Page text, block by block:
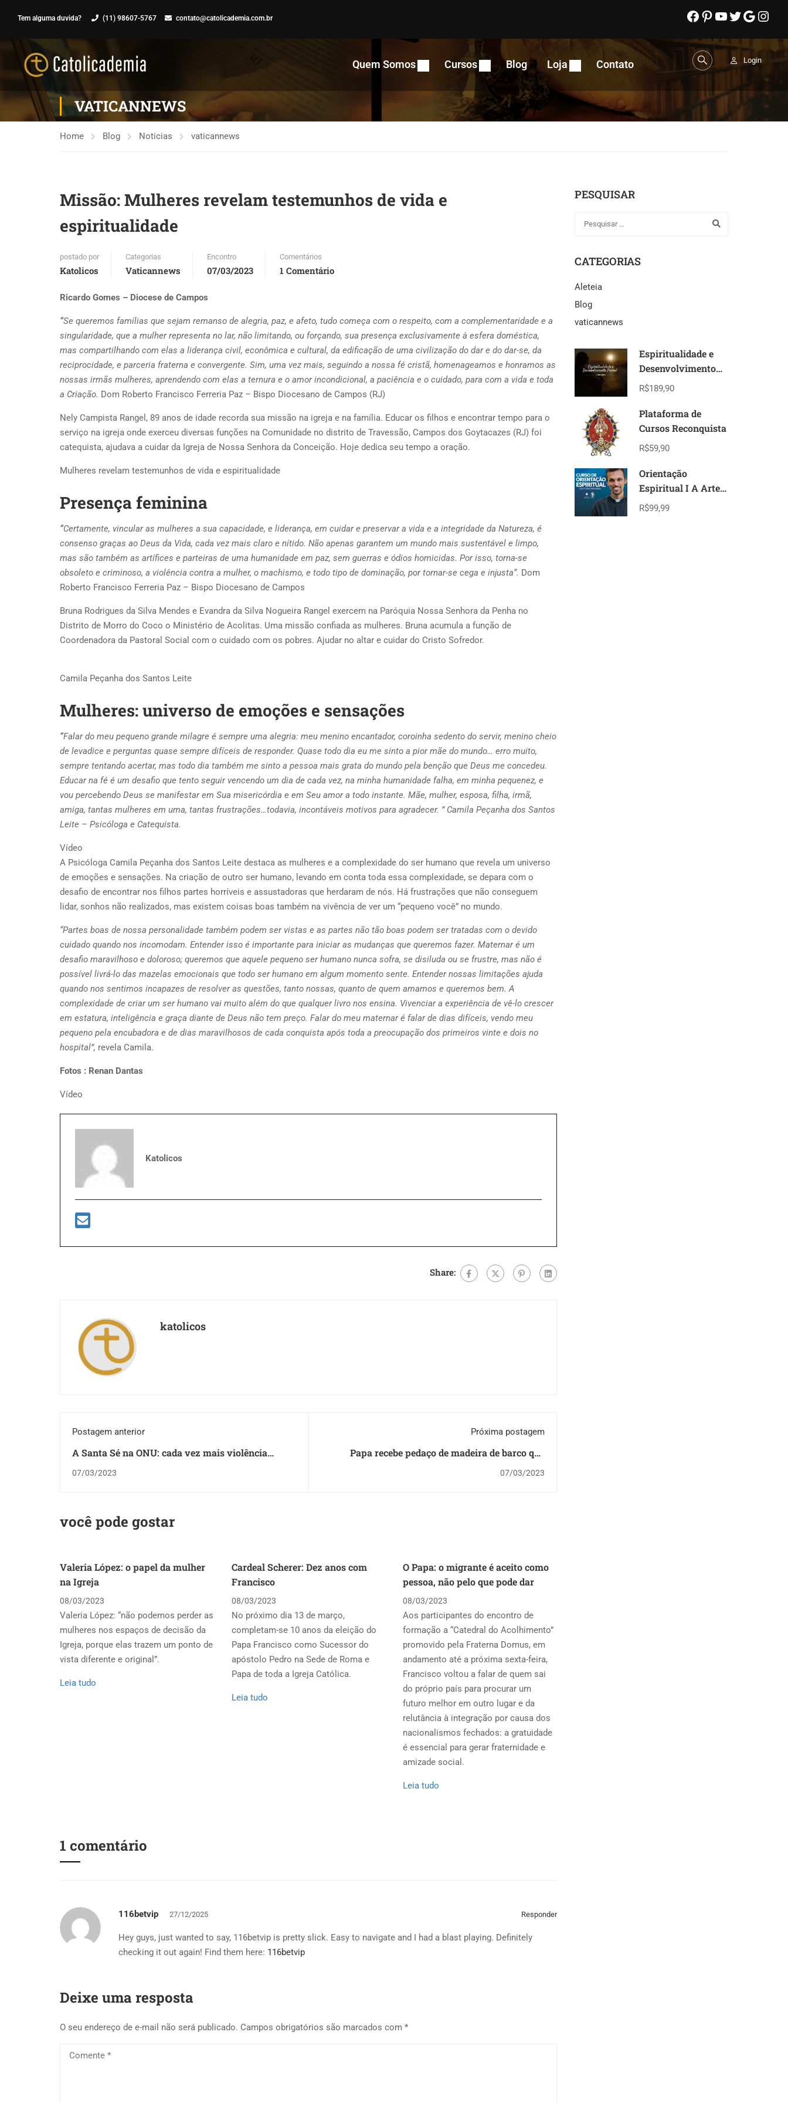
Tem alguma duvida? (11) 98607-5767 contato@catolicademia.com.br
Quem Somos Cursos Blog Loja Contato Login
VATICANNEWS
Home Blog Noticias vaticannews
Missão: Mulheres revelam testemunhos de vida e
espiritualidade
postado por
Katolicos
Categorias
Vaticannews
Encontro
07/03/2023
Comentários
1 Comentário
Ricardo Gomes – Diocese de Campos
“Se queremos famílias que sejam remanso de alegria, paz, e afeto, tudo começa com o respeito, com a complementaridade e a
singularidade, que a mulher representa no lar, não limitando, ou forçando, sua presença exclusivamente à esfera doméstica,
mas compartilhando com elas a liderança civil, econômica e cultural, da edificação de uma civilização do dar e do dar-se, da
reciprocidade, e parceria fraterna e convergente. Sim, uma vez mais, seguindo a nossa fé cristã, homenageamos e honramos as
nossas irmãs mulheres, aprendendo com elas a ternura e o amor incondicional, a paciência e o cuidado, para com a vida e toda
a Criação. Dom Roberto Francisco Ferreria Paz – Bispo Diocesano de Campos (RJ)
Nely Campista Rangel, 89 anos de idade recorda sua missão na igreja e na família. Educar os filhos e encontrar tempo para o
serviço na igreja onde exerceu diversas funções na Comunidade no distrito de Travessão, Campos dos Goytacazes (RJ) foi
catequista, ajudava a cuidar da Igreja de Nossa Senhora da Conceição. Hoje dedica seu tempo a oração.
Mulheres revelam testemunhos de vida e espiritualidade
Presença feminina
“Certamente, vincular as mulheres a sua capacidade, e liderança, em cuidar e preservar a vida e a integridade da Natureza, é
consenso graças ao Deus da Vida, cada vez mais claro e nítido. Não apenas garantem um mundo mais sustentável e limpo,
mas são também as artífices e parteiras de uma humanidade em paz, sem guerras e ódios homicidas. Por isso, torna-se
obsoleto e criminoso, a violência contra a mulher, o machismo, e todo tipo de dominação, por tornar-se cega e injusta“. Dom
Roberto Francisco Ferreria Paz – Bispo Diocesano de Campos
Bruna Rodrigues da Silva Mendes e Evandra da Silva Nogueira Rangel exercem na Paróquia Nossa Senhora da Penha no
Distrito de Morro do Coco o Ministério de Acolitas. Uma missão confiada as mulheres. Bruna acumula a função de
Coordenadora da Pastoral Social com o cuidado com os pobres. Ajudar no altar e cuidar do Cristo Sofredor.
Camila Peçanha dos Santos Leite
Mulheres: universo de emoções e sensações
“Falar do meu pequeno grande milagre é sempre uma alegria: meu menino encantador, coroinha sedento do servir, menino cheio
de levadice e perguntas quase sempre difíceis de responder. Quase todo dia eu me sinto a pior mãe do mundo… erro muito,
sempre tentando acertar, mas todo dia também me sinto a pessoa mais grata do mundo pela benção que Deus me concedeu.
Educar na fé é um desafio que tento seguir vencendo um dia de cada vez, na minha humanidade falha, em minha pequenez, e
vou percebendo Deus se manifestar em Sua misericórdia e em Seu amor a todo instante. Mãe, mulher, esposa, filha, irmã,
amiga, tantas mulheres em uma, tantas frustrações…todavia, incontáveis motivos para agradecer. ” Camila Peçanha dos Santos
Leite – Psicóloga e Catequista.
Vídeo
A Psicóloga Camila Peçanha dos Santos Leite destaca as mulheres e a complexidade do ser humano que revela um universo
de emoções e sensações. Na criação de outro ser humano, levando em conta toda essa complexidade, se depara com o
desafio de encontrar nos filhos partes horríveis e assustadoras que herdaram de nós. Há frustrações que não conseguem
lidar, sonhos não realizados, mas existem coisas boas também na vivência de ver um “pequeno você” no mundo.
“Partes boas de nossa personalidade também podem ser vistas e as partes não tão boas podem ser tratadas com o devido
cuidado quando nos incomodam. Entender isso é importante para iniciar as mudanças que queremos fazer. Maternar é um
desafio maravilhoso e doloroso; queremos que aquele pequeno ser humano nunca sofra, se disiluda ou se frustre, mas não é
possível livrá-lo das mazelas emocionais que todo ser humano em algum momento sente. Entender nossas limitações ajuda
quando nos sentimos incapazes de resolver as questões, tanto nossas, quanto de quem amamos e queremos bem. A
complexidade de criar um ser humano vai muito além do que qualquer livro nos ensina. Vivenciar a experiência de vê-lo crescer
em estatura, inteligência e graça diante de Deus não tem preço. Falar do meu maternar é falar de dias difíceis, vendo meu
pequeno pela encubadora e de dias maravilhosos de cada conquista após toda a preocupação dos primeiros vinte e dois no
hospital”, revela Camila.
Fotos : Renan Dantas
Vídeo
Katolicos
Share:
katolicos
Postagem anterior
A Santa Sé na ONU: cada vez mais violência
contra mulheres, resolução não implementada
07/03/2023
Próxima postagem
Papa recebe pedaço de madeira de barco que
naufragou na Calábria
07/03/2023
você pode gostar
Valeria López: o papel da mulher
na Igreja
08/03/2023
Valeria López: “não podemos perder as
mulheres nos espaços de decisão da
Igreja, porque elas trazem um ponto de
vista diferente e original”.
Leia tudo
Cardeal Scherer: Dez anos com
Francisco
08/03/2023
No próximo dia 13 de março,
completam-se 10 anos da eleição do
Papa Francisco como Sucessor do
apóstolo Pedro na Sede de Roma e
Papa de toda a Igreja Católica.
Leia tudo
O Papa: o migrante é aceito como
pessoa, não pelo que pode dar
08/03/2023
Aos participantes do encontro de
formação a “Catedral do Acolhimento”
promovido pela Fraterna Domus, em
andamento até a próxima sexta-feira,
Francisco voltou a falar de quem sai
do próprio país para procurar um
futuro melhor em outro lugar e da
relutância à integração por causa dos
nacionalismos fechados: a gratuidade
é essencial para gerar fraternidade e
amizade social.
Leia tudo
1 comentário
116betvip 27/12/2025 Responder
Hey guys, just wanted to say, 116betvip is pretty slick. Easy to navigate and I had a blast playing. Definitely
checking it out again! Find them here: 116betvip
Deixe uma resposta
O seu endereço de e-mail não será publicado. Campos obrigatórios são marcados com *
PESQUISAR
CATEGORIAS
Aleteia
Blog
vaticannews
Espiritualidade e
Desenvolvimento
Pessoal
R$189,90
Plataforma de
Cursos Reconquista
R$59,90
Orientação
Espiritual I A Arte
das Artes I Modulo
R$99,99